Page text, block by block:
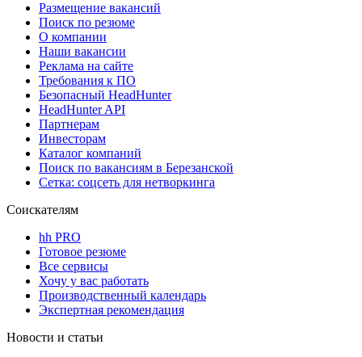
Размещение вакансий
Поиск по резюме
О компании
Наши вакансии
Реклама на сайте
Требования к ПО
Безопасный HeadHunter
HeadHunter API
Партнерам
Инвесторам
Каталог компаний
Поиск по вакансиям в Березанской
Сетка: соцсеть для нетворкинга
Соискателям
hh PRO
Готовое резюме
Все сервисы
Хочу у вас работать
Производственный календарь
Экспертная рекомендация
Новости и статьи